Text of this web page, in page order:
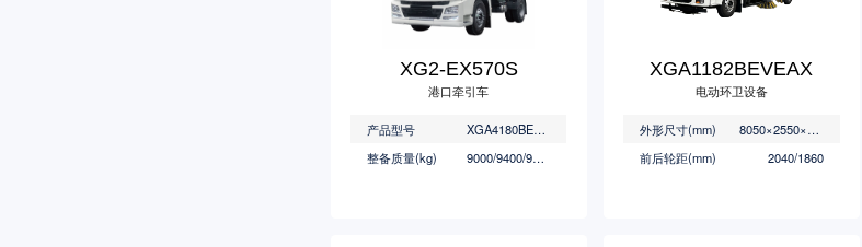
XG2-EX570S
港口牵引车
产品型号
XGA4180BEVWASA
整备质量(kg)
9000/9400/9800
XGA1182BEVEAX
电动环卫设备
外形尺寸(mm)
8050×2550×3000
前后轮距(mm)
2040/1860